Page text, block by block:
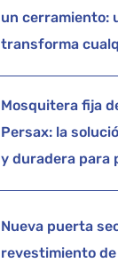
un cerramiento:
transforma
Mosquitera fija
Persax: la
y duradera para
Nueva puerta
revestimiento de